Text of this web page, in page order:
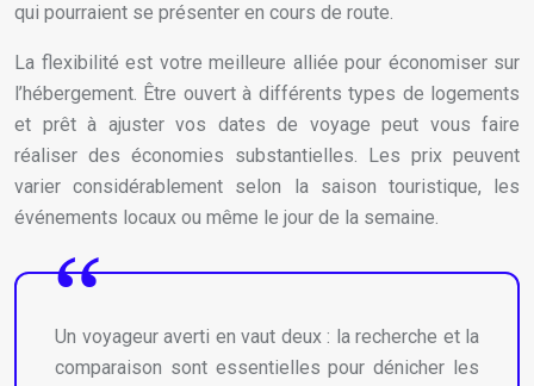
qui pourraient se présenter en cours de route.
La flexibilité est votre meilleure alliée pour économiser sur
l’hébergement. Être ouvert à différents types de logements
et prêt à ajuster vos dates de voyage peut vous faire
réaliser des économies substantielles. Les prix peuvent
varier considérablement selon la saison touristique, les
événements locaux ou même le jour de la semaine.
Un voyageur averti en vaut deux : la recherche et la
comparaison sont essentielles pour dénicher les